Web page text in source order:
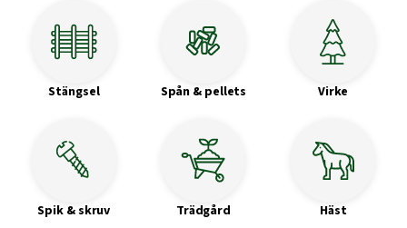
Stängsel Spån & pellets Virke
Spik & skruv Trädgård Häst